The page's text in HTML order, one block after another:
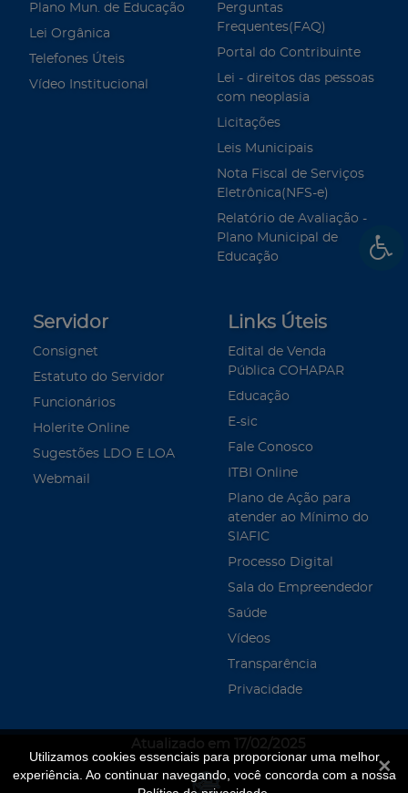
Utilizamos cookies essenciais para proporcionar uma melhor
experiência. Ao continuar navegando, você concorda com a nossa
Plano Mun. de Educação
Lei Orgânica
Telefones Úteis
Vídeo Institucional
Perguntas
Frequentes(FAQ)
Portal do Contribuinte
Lei - direitos das pessoas
com neoplasia
Licitações
Leis Municipais
Nota Fiscal de Serviços
Eletrônica(NFS-e)
Relatório de Avaliação -
Plano Municipal de
Educação
Servidor
Consignet
Estatuto do Servidor
Funcionários
Holerite Online
Sugestões LDO E LOA
Webmail
Links Úteis
Edital de Venda
Pública COHAPAR
Educação
E-sic
Fale Conosco
ITBI Online
Plano de Ação para
atender ao Mínimo do
SIAFIC
Processo Digital
Sala do Empreendedor
Saúde
Vídeos
Transparência
Privacidade
Atualizado em 17/02/2025